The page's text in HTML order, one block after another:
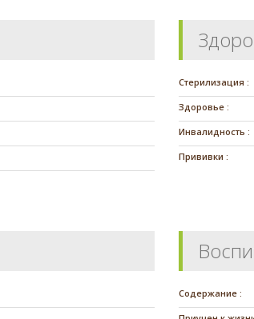
Стерилизация :
Здоровье :
Инвалидность :
Прививки :
Содержание :